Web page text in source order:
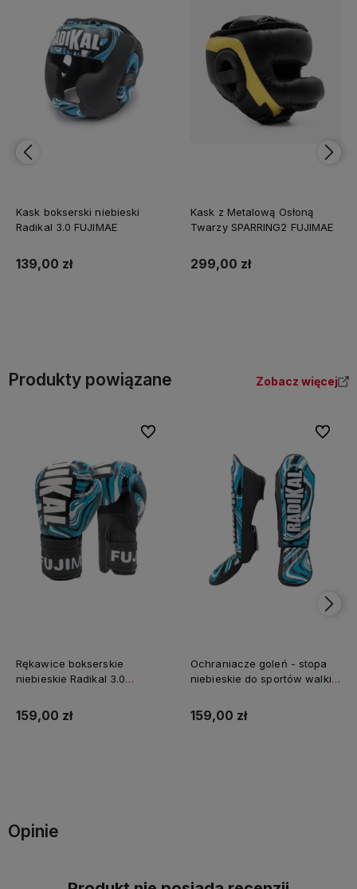
Kask bokserski niebieski
Radikal 3.0 FUJIMAE
139,00 zł
Kask z Metalową Osłoną
Twarzy SPARRING2 FUJIMAE
299,00 zł
Produkty powiązane Zobacz więcej
Rękawice bokserskie
niebieskie Radikal 3.0
159,00 zł
Do ulubionych
Ochraniacze goleń - stopa
niebieskie do sportów walki
159,00 zł
Do
Opinie